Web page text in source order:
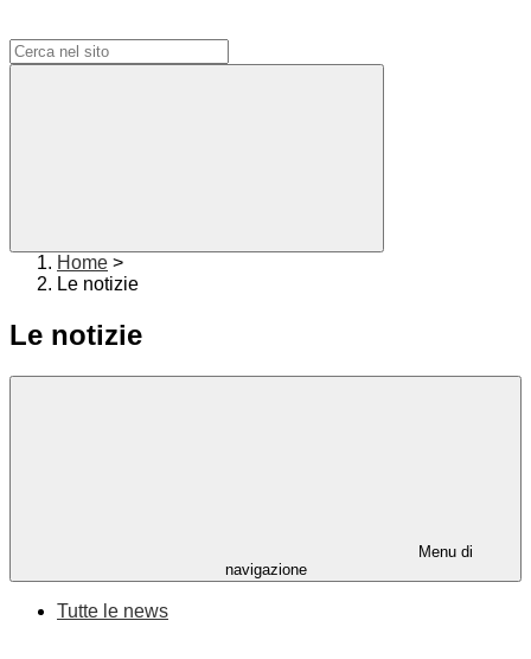
Home >
Le notizie
Le notizie
Menu di
navigazione
Tutte le news